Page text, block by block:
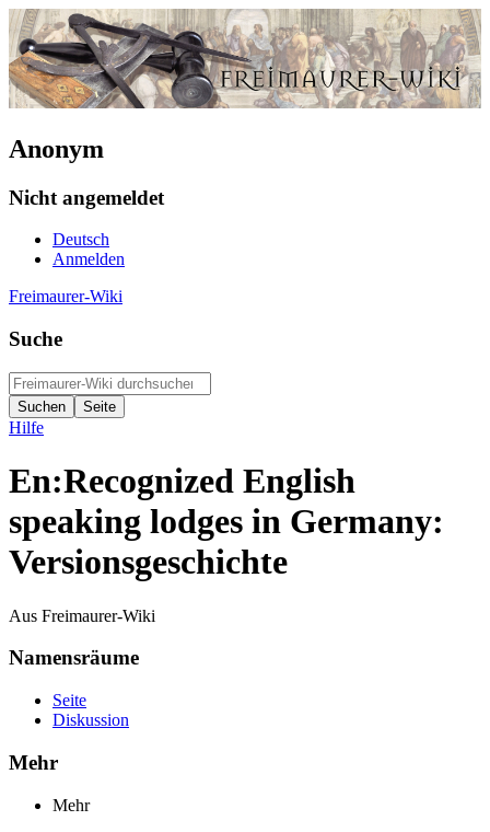
Anonym
Nicht angemeldet
Deutsch
Anmelden
Freimaurer-Wiki
Suche
Hilfe
En:Recognized English
speaking lodges in Germany:
Versionsgeschichte
Aus Freimaurer-Wiki
Namensräume
Seite
Diskussion
Mehr
Mehr